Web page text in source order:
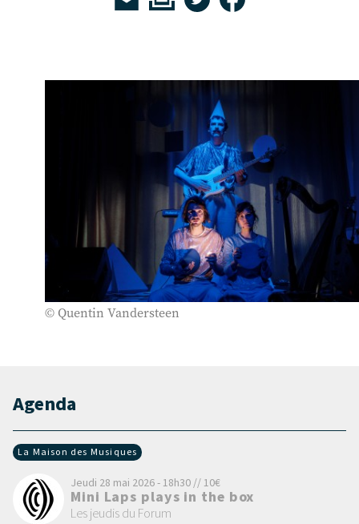
© Quentin Vandersteen
Agenda
La Maison des Musiques
Jeudi 28 mai 2026 - 18h30 // 10€
Mini Laps plays in the box
Les jeudis du Forum